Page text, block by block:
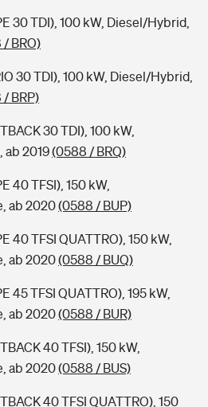
30 TDI), 100 kW, Diesel/Hybrid,
BRO)
30 TDI), 100 kW, Diesel/Hybrid,
BRP)
30 TDI), 100 kW,
ab 2019(0588 / BRQ)
40 TFSI), 150 kW,
ab 2020(0588 / BUP)
40 TFSI QUATTRO), 150 kW,
ab 2020(0588 / BUQ)
45 TFSI QUATTRO), 195 kW,
ab 2020(0588 / BUR)
40 TFSI), 150 kW,
ab 2020(0588 / BUS)
40 TFSI QUATTRO), 150